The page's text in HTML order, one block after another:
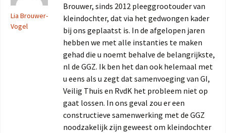
Lia Brouwer-
Vogel
Brouwer, sinds 2012 pleeggrootouder van
kleindochter, dat via het gedwongen kader
bij ons geplaatst is. In de afgelopen jaren
hebben we met alle instanties te maken
gehad die u noemt behalve de belangrijkste,
nl de GGZ. Ik ben het dan ook helemaal met
u eens als u zegt dat samenvoeging van GI,
Veilig Thuis en RvdK het probleem niet op
gaat lossen. In ons geval zou er een
constructieve samenwerking met de GGZ
noodzakelijk zijn geweest om kleindochter